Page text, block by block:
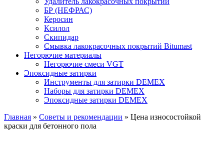
БР (НЕФРАС)
Керосин
Ксилол
Скипидар
Смывка лакокрасочных покрытий Bitumast
Негорючие материалы
Негорючие смеси VGT
Эпоксидные затирки
Инструменты для затирки DEMEX
Наборы для затирки DEMEX
Эпоксидные затирки DEMEX
Главная » Советы и рекомендации » Цена износостойкой
краски для бетонного пола